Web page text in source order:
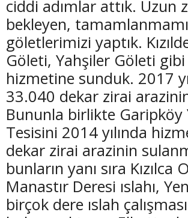
ciddi adımlar attık. Uzun
bekleyen,
göletlerimizi yaptık.
Göleti, Yahşiler Göleti gibi
hizmetine sunduk. 2017
33.040 dekar zirai
Bununla birlikte Garipköy
Tesisini 2014 yılında
dekar zirai arazinin
bunların yanı sıra Kızılca
Manastır Deresi ıslahı,
birçok dere ıslah